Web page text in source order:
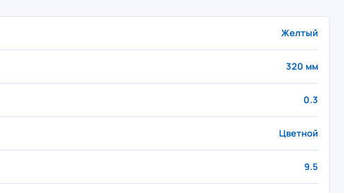
Желтый
320 мм
0.3
Цветной
9.5